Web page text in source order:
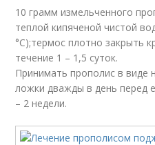
10 грамм измельченного
теплой кипяченой чистой
°C);термос плотно закрыть
течение 1 – 1,5 суток.
Принимать прополис в виде
ложки дважды в день перед
– 2 недели.